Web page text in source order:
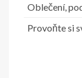
Oblečení,
Provoňte si